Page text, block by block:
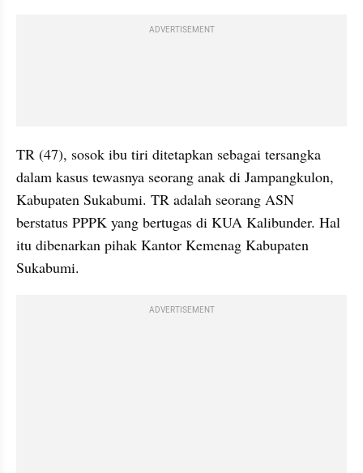
ADVERTISEMENT
TR (47), sosok ibu tiri ditetapkan sebagai tersangka
dalam kasus tewasnya seorang anak di Jampangkulon,
Kabupaten Sukabumi. TR adalah seorang ASN
berstatus PPPK yang bertugas di KUA Kalibunder. Hal
itu dibenarkan pihak Kantor Kemenag Kabupaten
Sukabumi.
ADVERTISEMENT